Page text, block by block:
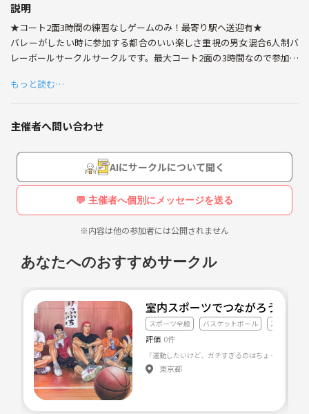
説明
★コート2面3時間の練習なしゲームのみ！最寄り駅へ送迎有★
バレーがしたい時に参加する都合のいい楽しさ重視の男女混合6人制バ
レーボールサークルサークルです。最大コート2面の3時間なので参加者
活動している大津市の体育館は、京都駅、京都東インター、琵琶湖大
橋、近江大橋ともに20分位のとこにあるので、京都からでも滋賀県内か
らでも来やすいと思います。電車の方は体育館最寄り駅まで送迎してま
す。
毎週日曜18:10～21:00、最大コート2面、練習なしのゲームオンリー、
女子のアタックは男子がブロック禁止でやっています。
参加条件は26～40歳位の元バレー部ならOK！一人参加はもちろんチー
ム参加、ママさん、外国人も大歓迎！
詳細はホームページを。
強さより楽しさ重視の為、練習なしのゲームオンリー！
もっと読む…
主催者へ問い合わせ
AIにサークルについて聞く
💬 主催者へ個別にメッセージを送る
※内容は他の参加者には公開されません
あなたへのおすすめサークル
室内スポーツでつながろう⛹️‍♂️
スポーツ全般 バスケットボール 20代友達づ
評価 0件
東京都